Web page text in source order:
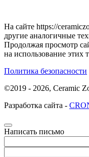
На сайте https://
другие аналогичные
Продолжая просмотр
на использование этих
Политика безопасности
©2019 - 2026, Ceramic
Разработка сайта -
Написать письмо